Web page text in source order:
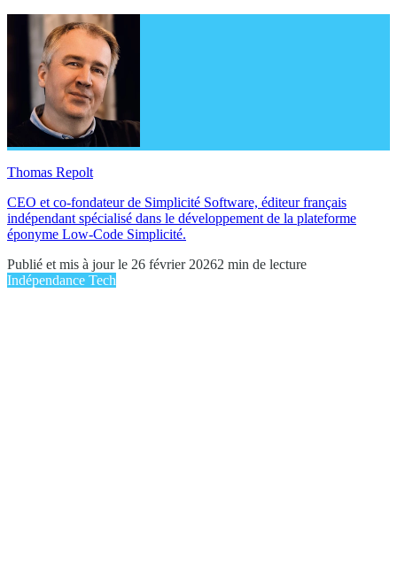
Thomas Repolt
CEO et co-fondateur de Simplicité Software, éditeur français
indépendant spécialisé dans le développement de la plateforme
éponyme Low-Code Simplicité.
Publié et mis à jour le 26 février 20262 min de lecture
Indépendance Tech